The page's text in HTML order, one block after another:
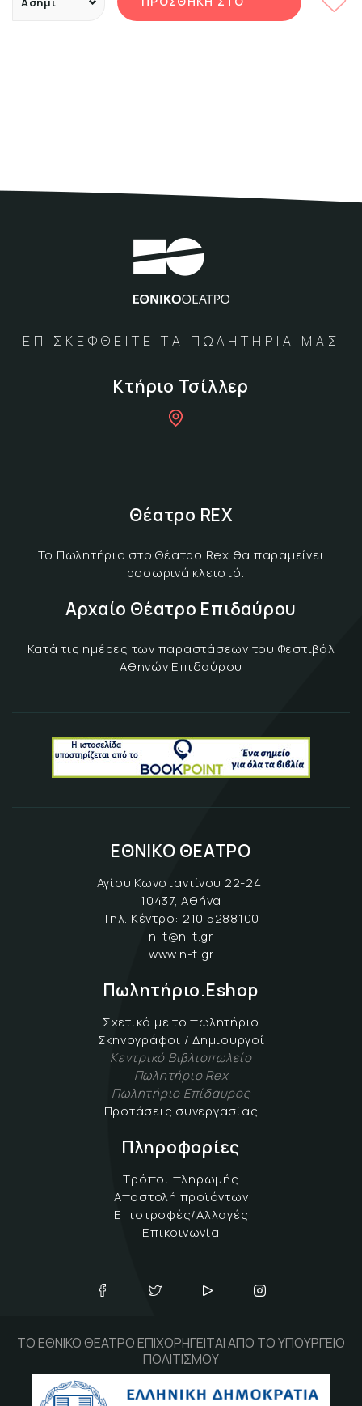
ΕΠΙΣΚΕΦΘΕΙΤΕ ΤΑ ΠΩΛΗΤΗΡΙΑ ΜΑΣ
Κτήριο Τσίλλερ
Θέατρο REX
Το Πωλητήριο στο Θέατρο Rex θα παραμείνει
προσωρινά κλειστό.
Αρχαίο Θέατρο Επιδαύρου
Κατά τις ημέρες των παραστάσεων του Φεστιβάλ
Αθηνών Επιδαύρου
ΕΘΝΙΚΟ ΘΕΑΤΡΟ
Αγίου Κωνσταντίνου 22-24,
10437, Αθήνα
Τηλ. Κέντρο: 210 5288100
n-t@n-t.gr
www.n-t.gr
Πωλητήριο.Eshop
Σχετικά με το πωλητήριο
Σκηνογράφοι / Δημιουργοί
Κεντρικό Βιβλιοπωλείο
Πωλητήριο Rex
Πωλητήριο Επίδαυρος
Προτάσεις συνεργασίας
Πληροφορίες
Τρόποι πληρωμής
Αποστολή προϊόντων
Επιστροφές/Αλλαγές
Επικοινωνία
ΤΟ ΕΘΝΙΚΟ ΘΕΑΤΡΟ ΕΠΙΧΟΡΗΓΕΙΤΑΙ ΑΠΟ ΤΟ ΥΠΟΥΡΓΕΙΟ
ΠΟΛΙΤΙΣΜΟΥ